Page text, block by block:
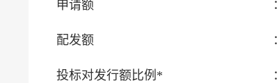
申请额 ：
配发额 ：
投标对发行额比例* ：